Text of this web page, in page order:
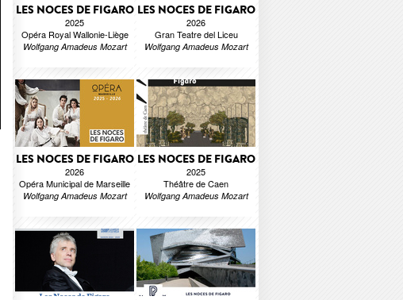
LES NOCES DE FIGARO
2025
Opéra Royal Wallonie-Liège
Wolfgang Amadeus Mozart
LES NOCES DE FIGARO
2026
Gran Teatre del Liceu
Wolfgang Amadeus Mozart
LES NOCES DE FIGARO
2026
Opéra Municipal de Marseille
Wolfgang Amadeus Mozart
LES NOCES DE FIGARO
2025
Théâtre de Caen
Wolfgang Amadeus Mozart